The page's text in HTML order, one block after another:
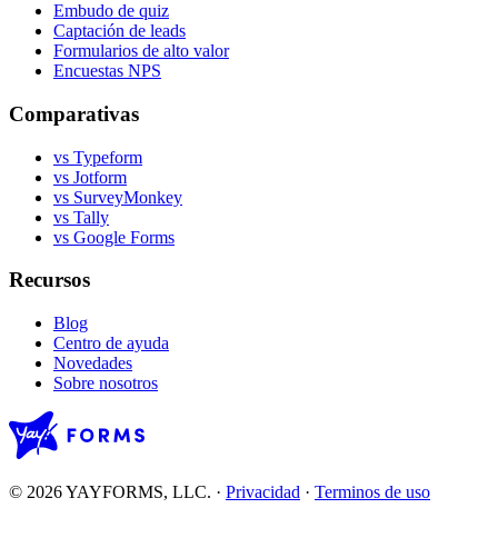
Embudo de quiz
Captación de leads
Formularios de alto valor
Encuestas NPS
Comparativas
vs Typeform
vs Jotform
vs SurveyMonkey
vs Tally
vs Google Forms
Recursos
Blog
Centro de ayuda
Novedades
Sobre nosotros
© 2026 YAYFORMS, LLC. · Privacidad · Terminos de uso